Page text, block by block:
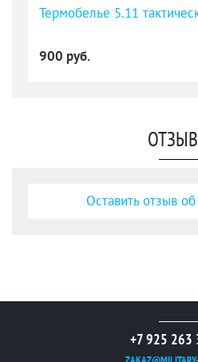
900 руб.
Оставить отзыв
+7 925 263